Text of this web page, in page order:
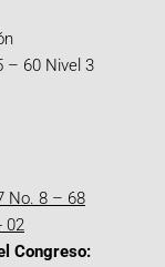
– 60 Nivel 3
No. 8 – 68
02
Congreso: